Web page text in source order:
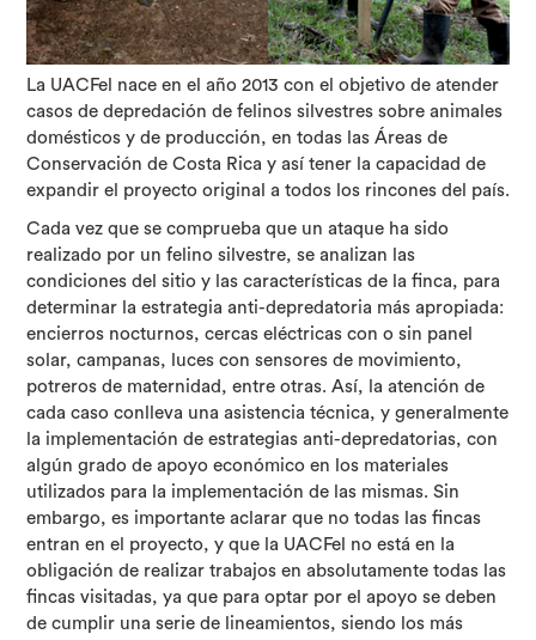
La UACFel nace en el año 2013 con el objetivo de atender
casos de depredación de felinos silvestres sobre animales
domésticos y de producción, en todas las Áreas de
Conservación de Costa Rica y así tener la capacidad de
expandir el proyecto original a todos los rincones del país.
Cada vez que se comprueba que un ataque ha sido
realizado por un felino silvestre, se analizan las
condiciones del sitio y las características de la finca, para
determinar la estrategia anti-depredatoria más apropiada:
encierros nocturnos, cercas eléctricas con o sin panel
solar, campanas, luces con sensores de movimiento,
potreros de maternidad, entre otras. Así, la atención de
cada caso conlleva una asistencia técnica, y generalmente
la implementación de estrategias anti-depredatorias, con
algún grado de apoyo económico en los materiales
utilizados para la implementación de las mismas. Sin
embargo, es importante aclarar que no todas las fincas
entran en el proyecto, y que la UACFel no está en la
obligación de realizar trabajos en absolutamente todas las
fincas visitadas, ya que para optar por el apoyo se deben
de cumplir una serie de lineamientos, siendo los más